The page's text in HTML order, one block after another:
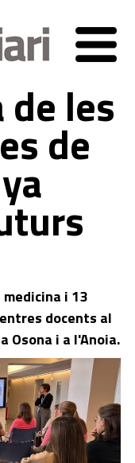
de les
de
i 13
docents al
Osona i a l'Anoia.